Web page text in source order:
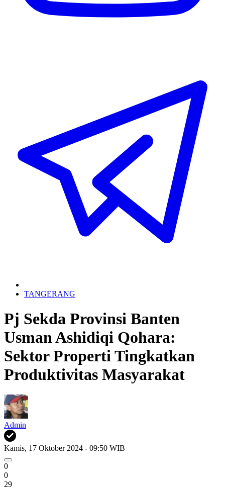
TANGERANG
Pj Sekda Provinsi Banten
Usman Ashidiqi Qohara:
Sektor Properti Tingkatkan
Produktivitas Masyarakat
Admin
Kamis, 17 Oktober 2024 - 09:50 WIB
0
0
29